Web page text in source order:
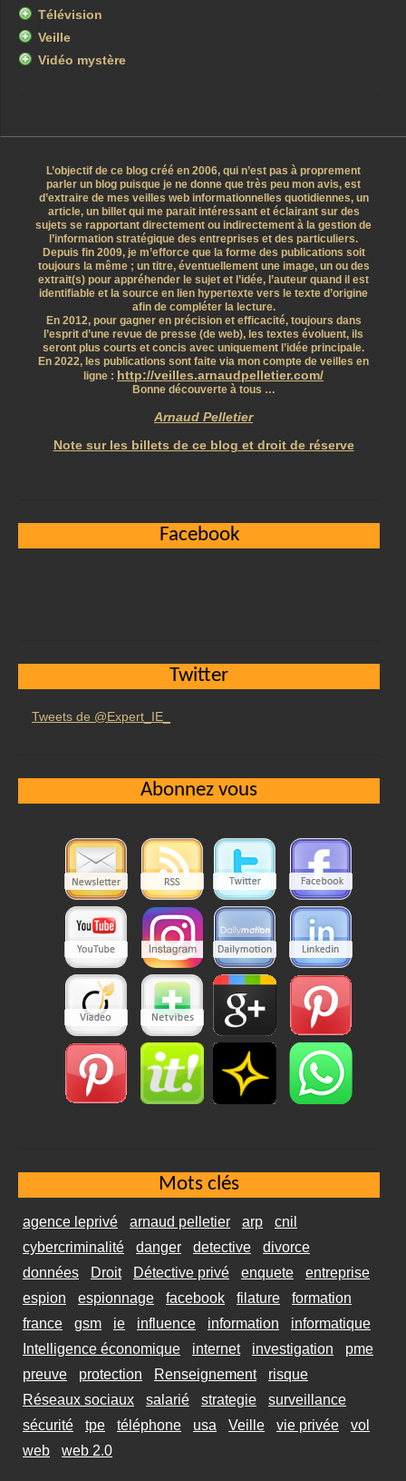
Télévision
Veille
Vidéo mystère
L’objectif de ce blog créé en 2006, qui n’est pas à proprement
parler un blog puisque je ne donne que très peu mon avis, est
d’extraire de mes veilles web informationnelles quotidiennes, un
article, un billet qui me parait intéressant et éclairant sur des
sujets se rapportant directement ou indirectement à la gestion de
l’information stratégique des entreprises et des particuliers.
Depuis fin 2009, je m’efforce que la forme des publications soit
toujours la même ; un titre, éventuellement une image, un ou des
extrait(s) pour appréhender le sujet et l’idée, l’auteur quand il est
identifiable et la source en lien hypertexte vers le texte d’origine
afin de compléter la lecture.
En 2012, pour gagner en précision et efficacité, toujours dans
l’esprit d’une revue de presse (de web), les textes évoluent, ils
seront plus courts et concis avec uniquement l’idée principale.
En 2022, les publications sont faite via mon compte de veilles en
ligne : http://veilles.arnaudpelletier.com/
Bonne découverte à tous …
Arnaud Pelletier
Note sur les billets de ce blog et droit de réserve
Facebook
Twitter
Tweets de @Expert_IE_
Abonnez vous
Mots clés
agence leprivé arnaud pelletier arp
cnil
cybercriminalité
danger detective
divorce
données
Droit Détective privé enquete
entreprise
espion
espionnage facebook filature
formation
france
gsm ie influence information
informatique
Intelligence économique
internet investigation
pme
preuve
protection Renseignement
risque
Réseaux sociaux
salarié strategie
surveillance
sécurité
tpe téléphone usa Veille vie privée
vol
web
web 2.0